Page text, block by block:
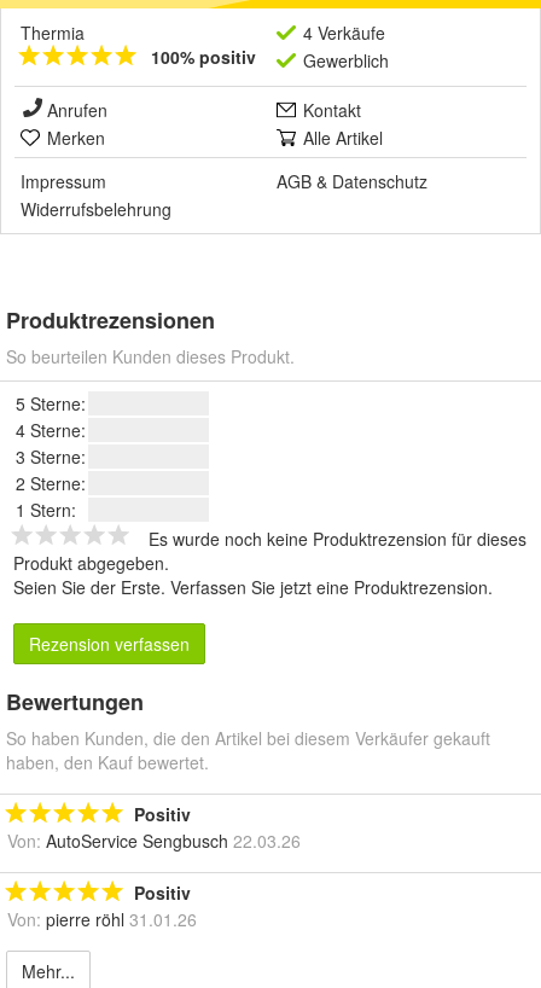
Thermia
100% positiv
4 Verkäufe
Gewerblich
Anrufen
Kontakt
Merken
Alle Artikel
Impressum
AGB & Datenschutz
Widerrufsbelehrung
Produktrezensionen
So beurteilen Kunden dieses Produkt.
5 Sterne:
4 Sterne:
3 Sterne:
2 Sterne:
1 Stern:
Es wurde noch keine Produktrezension für dieses
Produkt abgegeben.
Seien Sie der Erste. Verfassen Sie jetzt eine Produktrezension.
Rezension verfassen
Bewertungen
So haben Kunden, die den Artikel bei diesem Verkäufer gekauft
haben, den Kauf bewertet.
Positiv
Von: AutoService Sengbusch 22.03.26
Positiv
Von: pierre röhl 31.01.26
Mehr...